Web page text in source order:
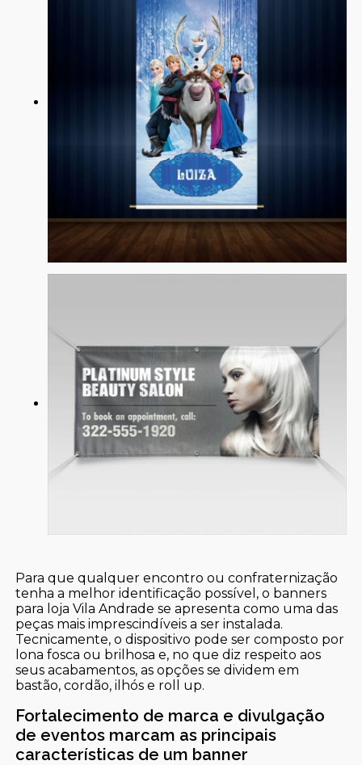
Para que qualquer encontro ou confraternização
tenha a melhor identificação possível, o banners
para loja Vila Andrade se apresenta como uma das
peças mais imprescindíveis a ser instalada.
Tecnicamente, o dispositivo pode ser composto por
lona fosca ou brilhosa e, no que diz respeito aos
seus acabamentos, as opções se dividem em
bastão, cordão, ilhós e roll up.
Fortalecimento de marca e divulgação
de eventos marcam as principais
características de um banner